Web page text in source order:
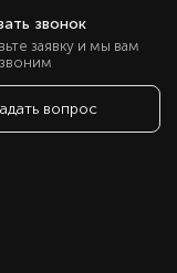
звонок
заявку и мы вам
вопрос